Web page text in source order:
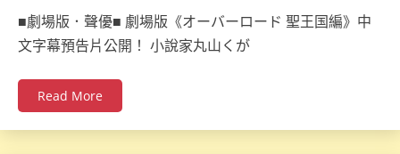
■劇場版．聲優■ 劇場版《オーバーロード 聖王国編》中
文字幕預告片公開！ 小說家丸山くが
Read More